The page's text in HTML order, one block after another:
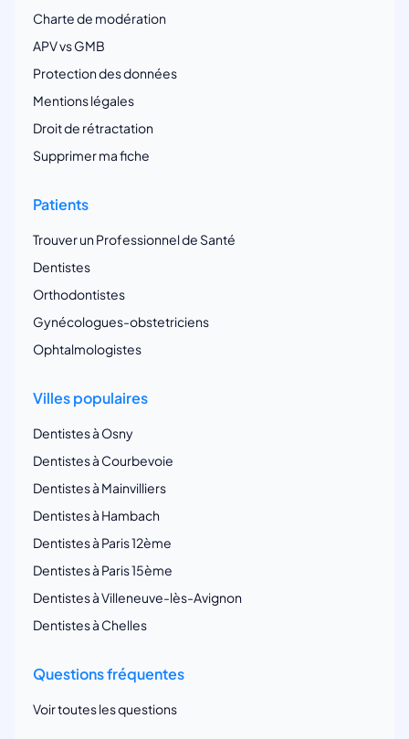
Charte de modération
APV vs GMB
Protection des données
Mentions légales
Droit de rétractation
Supprimer ma fiche
Patients
Trouver un Professionnel de Santé
Dentistes
Orthodontistes
Gynécologues-obstetriciens
Ophtalmologistes
Villes populaires
Dentistes à Osny
Dentistes à Courbevoie
Dentistes à Mainvilliers
Dentistes à Hambach
Dentistes à Paris 12ème
Dentistes à Paris 15ème
Dentistes à Villeneuve-lès-Avignon
Dentistes à Chelles
Questions fréquentes
Voir toutes les questions